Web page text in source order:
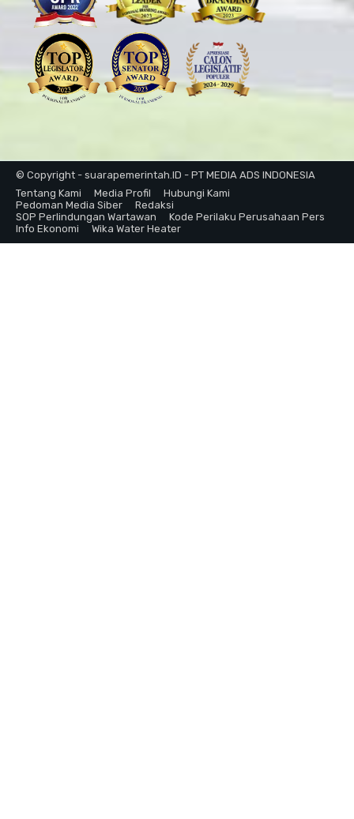
© Copyright - suarapemerintah.ID - PT MEDIA ADS INDONESIA
Tentang Kami
Media Profil
Hubungi Kami
Pedoman Media Siber
Redaksi
SOP Perlindungan Wartawan
Kode Perilaku Perusahaan Pers
Info Ekonomi
Wika Water Heater